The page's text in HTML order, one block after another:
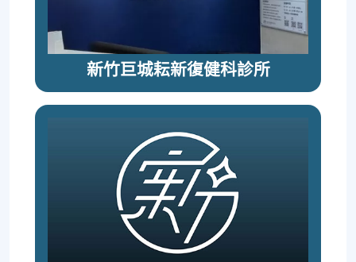
新竹巨城耘新復健科診所